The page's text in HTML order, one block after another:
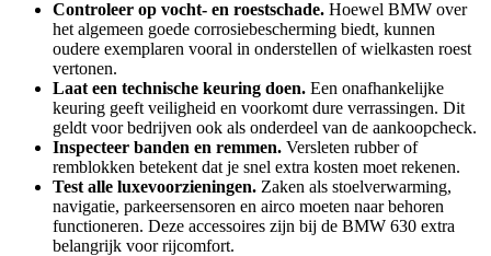
Controleer op vocht- en roestschade. Hoewel BMW over
het algemeen goede corrosiebescherming biedt, kunnen
oudere exemplaren vooral in onderstellen of wielkasten roest
vertonen.
Laat een technische keuring doen. Een onafhankelijke
keuring geeft veiligheid en voorkomt dure verrassingen. Dit
geldt voor bedrijven ook als onderdeel van de aankoopcheck.
Inspecteer banden en remmen. Versleten rubber of
remblokken betekent dat je snel extra kosten moet rekenen.
Test alle luxevoorzieningen. Zaken als stoelverwarming,
navigatie, parkeersensoren en airco moeten naar behoren
functioneren. Deze accessoires zijn bij de BMW 630 extra
belangrijk voor rijcomfort.